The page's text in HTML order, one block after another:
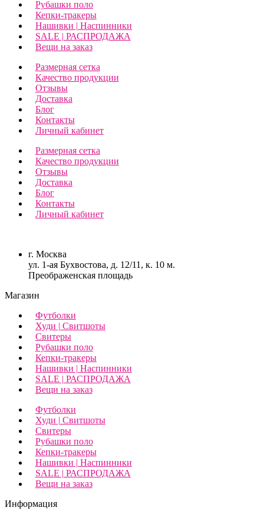
Рубашки поло
Кепки-тракеры
Нашивки | Наспинники
SALE | РАСПРОДАЖА
Вещи на заказ
Размерная сетка
Качество продукции
Отзывы
Доставка
Блог
Контакты
Личный кабинет
Размерная сетка
Качество продукции
Отзывы
Доставка
Блог
Контакты
Личный кабинет
г. Москва
ул. 1-ая Бухвостова, д. 12/11, к. 10 м.
Преображенская площадь
Магазин
Футболки
Худи | Свитшоты
Свитеры
Рубашки поло
Кепки-тракеры
Нашивки | Наспинники
SALE | РАСПРОДАЖА
Вещи на заказ
Футболки
Худи | Свитшоты
Свитеры
Рубашки поло
Кепки-тракеры
Нашивки | Наспинники
SALE | РАСПРОДАЖА
Вещи на заказ
Информация